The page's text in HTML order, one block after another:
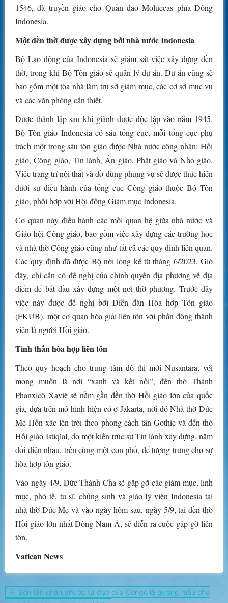
1546, đã truyền giáo cho Quần đảo Moluccas phía Đông
Indonesia.
Một đền thờ được xây dựng bởi nhà nước Indonesia
Bộ Lao động của Indonesia sẽ giám sát việc xây dựng đền
thờ, trong khi Bộ Tôn giáo sẽ quản lý dự án. Dự án cũng sẽ
bao gồm một tòa nhà làm trụ sở giám mục, các cơ sở mục vụ
và các văn phòng cần thiết.
Được thành lập sau khi giành được độc lập vào năm 1945,
Bộ Tôn giáo Indonesia có sáu tổng cục, mỗi tổng cục phụ
trách một trong sáu tôn giáo được Nhà nước công nhận: Hồi
giáo, Công giáo, Tin lành, Ấn giáo, Phật giáo và Nho giáo.
Việc trang trí nội thất và đồ dùng phụng vụ sẽ được thực hiện
dưới sự điều hành của tổng cục Công giáo thuộc Bộ Tôn
giáo, phối hợp với Hội đồng Giám mục Indonesia.
Cơ quan này điều hành các mối quan hệ giữa nhà nước và
Giáo hội Công giáo, bao gồm việc xây dựng các trường học
và nhà thờ Công giáo cũng như tất cả các quy định liên quan.
Các quy định đã được Bộ nới lỏng kể từ tháng 6/2023. Giờ
đây, chỉ cần có đề nghị của chính quyền địa phương về địa
điểm để bắt đầu xây dựng một nơi thờ phượng. Trước đây
việc này được đề nghị bởi Diễn đàn Hòa hợp Tôn giáo
(FKUB), một cơ quan hòa giải liên tôn với phần đông thành
viên là người Hồi giáo.
Tinh thần hòa hợp liên tôn
Theo quy hoạch cho trung tâm đô thị mới Nusantara, với
mong muốn là nơi “xanh và kết nối”, đền thờ Thánh
Phanxicô Xaviê sẽ nằm gần đền thờ Hồi giáo lớn của quốc
gia, dựa trên mô hình hiện có ở Jakarta, nơi đó Nhà thờ Đức
Mẹ Hồn xác lên trời theo phong cách tân Gothic và đền thờ
Hồi giáo Istiqlal, do một kiến trúc sư Tin lành xây dựng, nằm
đối diện nhau, trên cùng một con phố, để tượng trưng cho sự
hòa hợp tôn giáo.
Vào ngày 4/9, Đức Thánh Cha sẽ gặp gỡ các giám mục, linh
mục, phó tế, tu sĩ, chủng sinh và giáo lý viên Indonesia tại
nhà thờ Đức Mẹ và vào ngày hôm sau, ngày 5/9, tại đền thờ
Hồi giáo lớn nhất Đông Nam Á, sẽ diễn ra cuộc gặp gỡ liên
tôn.
Vatican News
Điều
← Bốn tân chân phước tử đạo của Congo là gương mẫu cho